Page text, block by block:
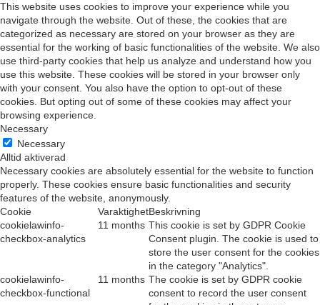
This website uses cookies to improve your experience while you
navigate through the website. Out of these, the cookies that are
categorized as necessary are stored on your browser as they are
essential for the working of basic functionalities of the website. We also
use third-party cookies that help us analyze and understand how you
use this website. These cookies will be stored in your browser only
with your consent. You also have the option to opt-out of these
cookies. But opting out of some of these cookies may affect your
browsing experience.
Necessary
Necessary
Alltid aktiverad
Necessary cookies are absolutely essential for the website to function
properly. These cookies ensure basic functionalities and security
features of the website, anonymously.
Cookie
VaraktighetBeskrivning
cookielawinfo-
checkbox-analytics
11 months This cookie is set by GDPR Cookie
Consent plugin. The cookie is used to
store the user consent for the cookies
in the category "Analytics".
cookielawinfo-
checkbox-functional
11 months The cookie is set by GDPR cookie
consent to record the user consent